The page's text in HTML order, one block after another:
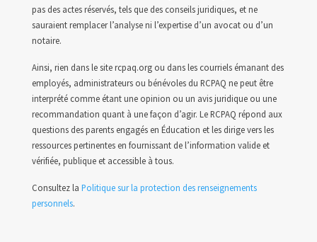
pas des actes réservés, tels que des conseils juridiques, et ne
sauraient remplacer l’analyse ni l’expertise d’un avocat ou d’un
notaire.
Ainsi, rien dans le site rcpaq.org ou dans les courriels émanant des
employés, administrateurs ou bénévoles du RCPAQ ne peut être
interprété comme étant une opinion ou un avis juridique ou une
recommandation quant à une façon d’agir. Le RCPAQ répond aux
questions des parents engagés en Éducation et les dirige vers les
ressources pertinentes en fournissant de l’information valide et
vérifiée, publique et accessible à tous.
Consultez la Politique sur la protection des renseignements
personnels.